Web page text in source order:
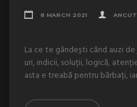
8 MARCH 2021
La ce te gândești când auzi
uri, indicii, soluții, logică,
asta e treabă pentru bărbați,